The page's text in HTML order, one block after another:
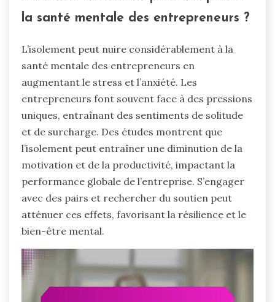
la santé mentale des entrepreneurs ?
L’isolement peut nuire considérablement à la
santé mentale des entrepreneurs en
augmentant le stress et l’anxiété. Les
entrepreneurs font souvent face à des pressions
uniques, entraînant des sentiments de solitude
et de surcharge. Des études montrent que
l’isolement peut entraîner une diminution de la
motivation et de la productivité, impactant la
performance globale de l’entreprise. S’engager
avec des pairs et rechercher du soutien peut
atténuer ces effets, favorisant la résilience et le
bien-être mental.